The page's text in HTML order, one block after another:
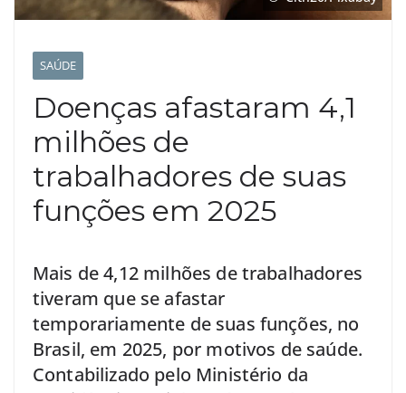
SAÚDE
Doenças afastaram 4,1
milhões de
trabalhadores de suas
funções em 2025
Mais de 4,12 milhões de trabalhadores
tiveram que se afastar
temporariamente de suas funções, no
Brasil, em 2025, por motivos de saúde.
Contabilizado pelo Ministério da